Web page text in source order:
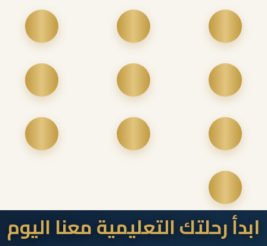
ابدأ رحلتك التعليمية معنا اليوم